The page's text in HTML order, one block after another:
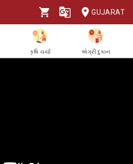
GUJARAT
કૃષિ ચર્ચા એગ્રી દુકાન